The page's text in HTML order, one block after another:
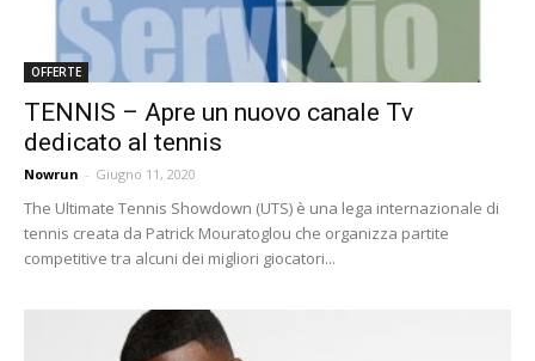
OFFERTE
TENNIS – Apre un nuovo canale Tv
dedicato al tennis
Nowrun - Giugno 11, 2020
The Ultimate Tennis Showdown (UTS) è una lega internazionale di
tennis creata da Patrick Mouratoglou che organizza partite
competitive tra alcuni dei migliori giocatori...